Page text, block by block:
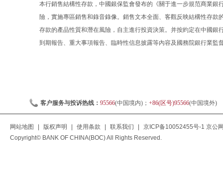
本行銷售結構性存款，中國銀保監會發布的《關于進一步規范商業
險，實施專區銷售和錄音錄像。銷售文本全面、客觀反映結構性存
存款的產品性質和潛在風險，自主進行投資決策。并按約定在中國
到期報告、重大事項報告、臨時性信息披露等內容及國務院銀行業監
客户服务与投诉热线： 95566(中国境内)； +86(区号)95566(中国境外)
网站地图 版权声明 使用条款 联系我们 京ICP备10052455号-1 京公
Copyright© BANK OF CHINA(BOC) All Rights Reserved.